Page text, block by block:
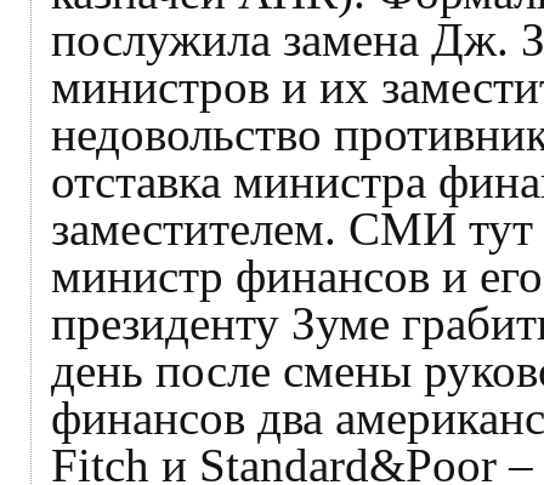
послужила замена Дж.
министров и их
недовольство
отставка министра
заместителем. СМИ
министр финансов и
президенту Зуме
день после смены
финансов два
Fitch и Standard&Poor